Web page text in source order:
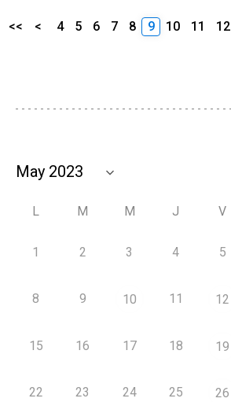
<< < 4 5 6 7 8 9 10 11 12
L M M J V
1 2 3 4 5
8 9 10 11 12
15 16 17 18 19
22 23 24 25 26